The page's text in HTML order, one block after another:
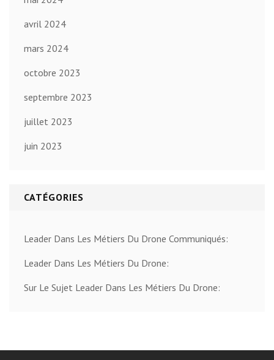
avril 2024
mars 2024
octobre 2023
septembre 2023
juillet 2023
juin 2023
CATÉGORIES
Leader Dans Les Métiers Du Drone Communiqués:
Leader Dans Les Métiers Du Drone:
Sur Le Sujet Leader Dans Les Métiers Du Drone: